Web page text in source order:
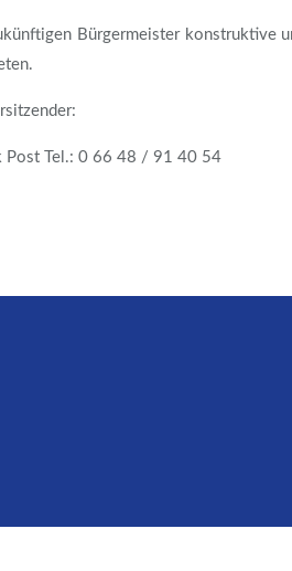
Bürgermeister konstruktive
Post Tel.: 0 66 48 / 91 40 54